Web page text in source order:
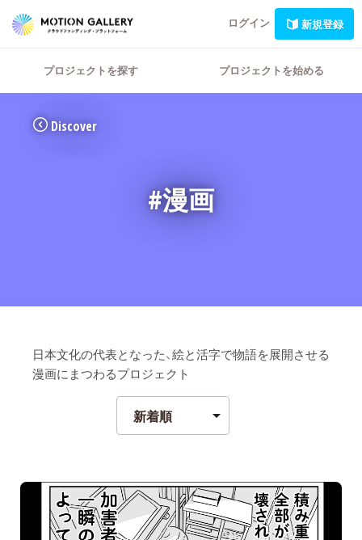
ログイン 新規登録
プロジェクトを探す プロジェクトを始める
Discover
#漫画
日本文化の代表となった、絵と活字で物語を展開させる
漫画にまつわるプロジェクト